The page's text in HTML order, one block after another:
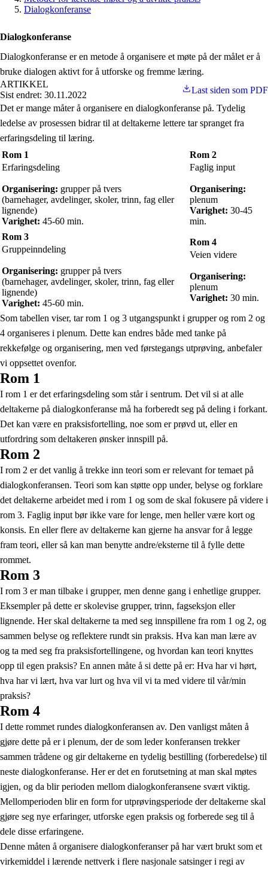
Dialogkonferanse
Dialogkonferanse
Dialogkonferanse er en metode å organisere et møte på der målet er å
bruke dialogen aktivt for å utforske og fremme læring.
ARTIKKEL
Sist endret: 30.11.2022
Last siden som PDF
Det er mange måter å organisere en dialogkonferanse på. Tydelig
ledelse av prosessen bidrar til at deltakerne lettere tar spranget fra
erfaringsdeling til læring.
Rom 1
Erfaringsdeling
Organisering: grupper på tvers
(barnehager, avdelinger, skoler, trinn, fag eller
lignende)
Varighet: 45-60 min.
Rom 2
Faglig input
Organisering:
plenum
Varighet: 30-45
min.
Rom 3
Gruppeinndeling
Organisering: grupper på tvers
(barnehager, avdelinger, skoler, trinn, fag eller
lignende)
Varighet: 45-60 min.
Rom 4
Veien videre
Organisering:
plenum
Varighet: 30 min.
Som tabellen viser, tar rom 1 og 3 utgangspunkt i grupper og rom 2 og
4 organiseres i plenum. Dette kan endres både med tanke på
rekkefølge og organisering, men ved førstegangs utprøving, anbefaler
vi oppsettet ovenfor.
Rom 1
I rom 1 er det erfaringsdeling som står i sentrum. Det vil si at alle
deltakerne på dialogkonferanse må ha forberedt seg på deling i forkant.
Det kan være en praksisfortelling, noe som er prøvd ut, eller en
utfordring som deltakeren ønsker innspill på.
Rom 2
I rom 2 er det vanlig å trekke inn teori som er relevant for temaet på
dialogkonferansen. Teori som kan støtte opp under, belyse og forklare
det deltakerne arbeidet med i rom 1 og som de skal fokusere på videre i
rom 3. Faglig input bør ikke vare for lenge, men heller være kort og
konsis. En eller flere av deltakerne kan gjerne ha ansvar for å legge
fram teori, eller så kan man benytte andre/eksterne til å fylle dette
rommet.
Rom 3
I rom 3 er man tilbake i grupper, men denne gang i enhetlige grupper.
Eksempler på dette er skolevise grupper, trinn, fagseksjon eller
lignende. Her skal deltakerne ta med seg innspillene fra rom 1 og 2, og
sammen belyse og reflektere rundt sin praksis. Hva kan man lære av
og ta med seg fra praksisfortellingene, og hvordan kan teori knyttes
opp til egen praksis? En annen måte å si dette på er: Hva har vi hørt,
hva har vi lært, hva var lurt og hva vil vi ta med videre til vår/min
praksis?
Rom 4
I dette rommet rundes dialogkonferansen av. Den vanligst måten å
gjøre dette på er i plenum, der de som leder konferansen trekker
sammen trådene og gir deltakerne en tydelig bestilling (forberedelse) til
neste dialogkonferanse. Her er det en forutsetning at man skal møtes
igjen, og da blir perioden mellom dialogkonferansene svært viktig.
Mellomperioden blir en form for utprøvingsperiode der deltakerne skal
gjøre seg nye erfaringer, utforske egen praksis og forberede seg til å
dele disse erfaringene.
Denne måten å organisere dialogkonferanser på har vært brukt som et
virkemiddel i lærende nettverk i flere nasjonale satsinger i regi av